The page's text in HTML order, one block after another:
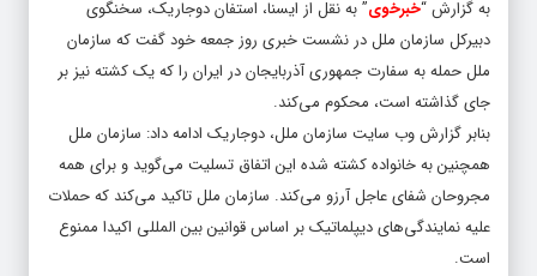
به گزارش “خبرخوی” به نقل از ایسنا، استفان دوجاریک، سخنگوی
دبیرکل سازمان ملل در نشست خبری روز جمعه خود گفت که سازمان
ملل حمله به سفارت جمهوری آذربایجان در ایران را که یک کشته نیز بر
جای گذاشته است، محکوم می‌کند.
بنابر گزارش وب سایت سازمان ملل، دوجاریک ادامه داد: سازمان ملل
همچنین به خانواده کشته شده این اتفاق تسلیت می‌گوید و برای همه
مجروحان شفای عاجل آرزو می‌کند. سازمان ملل تاکید می‌کند که حملات
علیه نمایندگی‌های دیپلماتیک بر اساس قوانین بین المللی اکیدا ممنوع
است.